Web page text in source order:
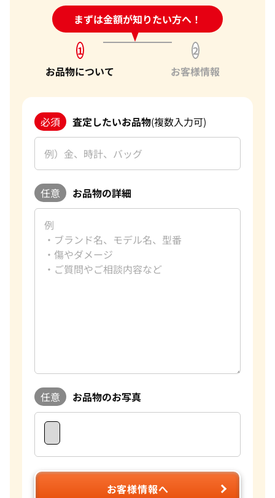
まずは金額が知りたい方へ！
24時間受付中!問い合わせフォーム
1
お品物について
2
お客様情報
必須 査定したいお品物(複数入力可)
任意 お品物の詳細
任意 お品物のお写真
お客様情報へ